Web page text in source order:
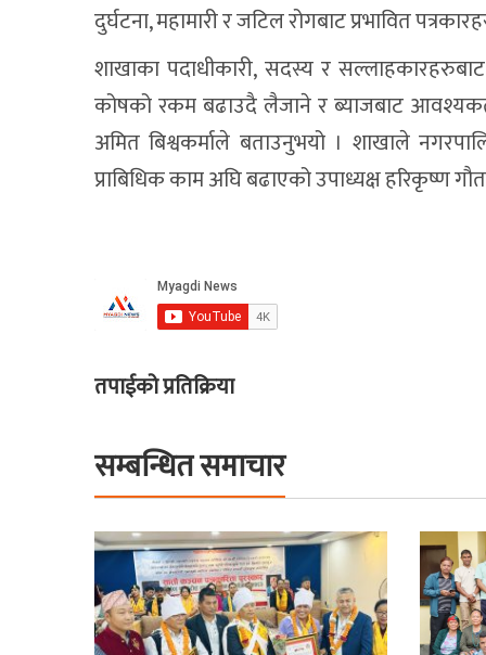
दुर्घटना, महामारी र जटिल रोगबाट प्रभावित
शाखाका पदाधीकारी, सदस्य र
कोषको रकम बढाउदै लैजाने र ब्याजबाट
अमित बिश्वकर्माले बताउनुभयो । शाखाले
प्राबिधिक काम अघि बढाएको उपाध्यक्ष हरिकृष्ण
तपाईको प्रतिक्रिया
सम्बन्धित समाचार